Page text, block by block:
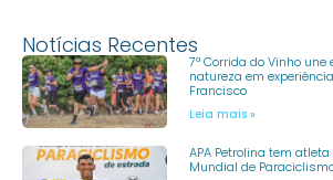
Notícias Recentes
7ª Corrida do Vinho une
natureza em
Francisco
Leia mais »
APA Petrolina tem
Mundial de